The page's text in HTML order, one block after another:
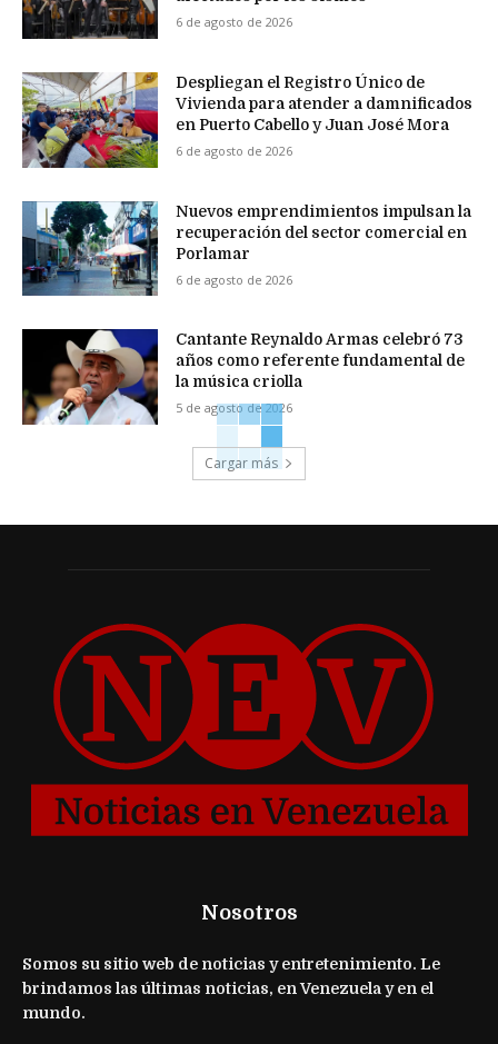
6 de agosto de 2026
Despliegan el Registro Único de
Vivienda para atender a damnificados
en Puerto Cabello y Juan José Mora
6 de agosto de 2026
Nuevos emprendimientos impulsan la
recuperación del sector comercial en
Porlamar
6 de agosto de 2026
Cantante Reynaldo Armas celebró 73
años como referente fundamental de
la música criolla
5 de agosto de 2026
Cargar más
Nosotros
Somos su sitio web de noticias y entretenimiento. Le
brindamos las últimas noticias, en Venezuela y en el
mundo.